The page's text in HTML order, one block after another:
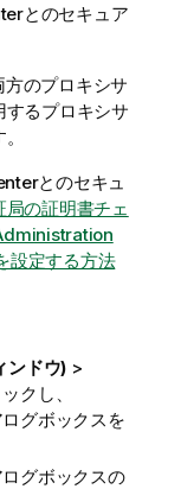
とのセキュア
のプロキシサ
るプロキシサ
とのセキュ
局の証明書チェ
設定する方法
ドウ) >
クし、
グボックスを
グボックスの